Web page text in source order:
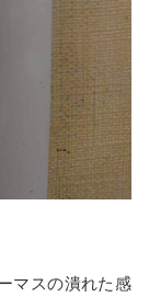
マスの潰れた感